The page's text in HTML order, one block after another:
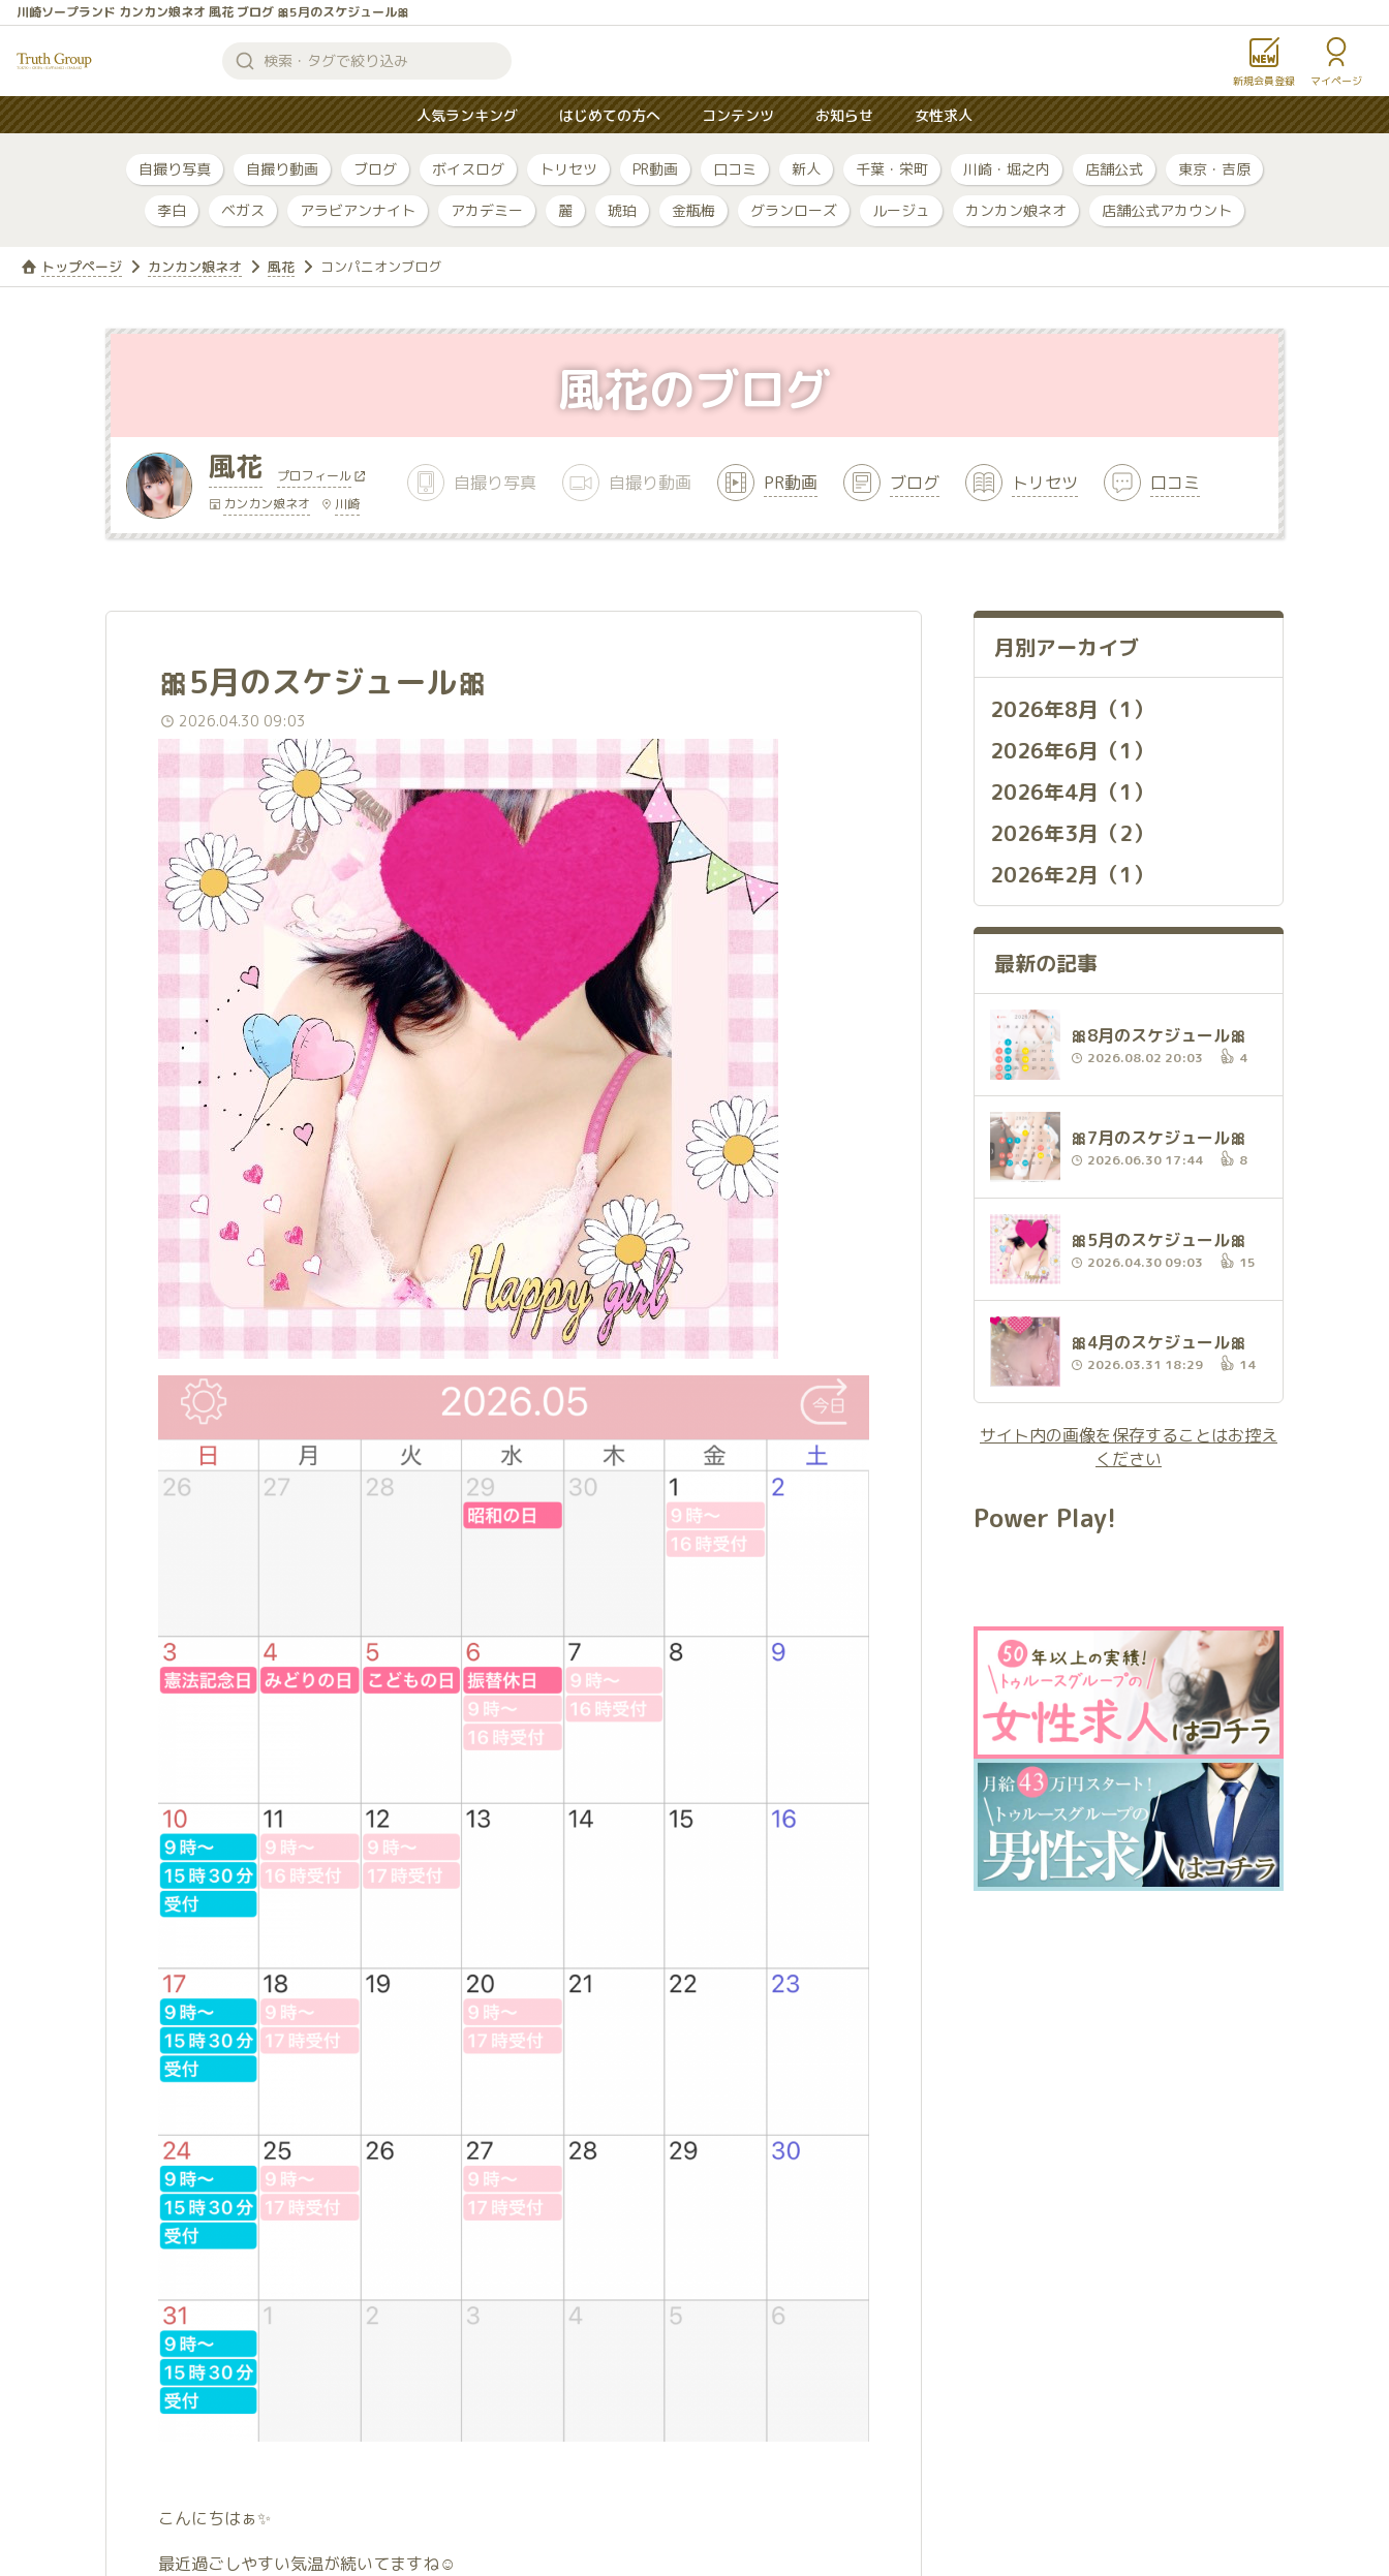
川崎ソープランド カンカン娘ネオ 風花 ブログ 🎀5月のスケジュール🎀
索
す
る
新規会員登録 マイページ
人気ランキング はじめての方へ コンテンツ お知らせ 女性求人
自撮り写真 自撮り動画 ブログ ボイスログ トリセツ PR動画 口コミ 新人 千葉・栄町 川崎・堀之内 店舗公式 東京・吉原
李白 ベガス アラビアンナイト アカデミー 麗 琥珀 金瓶梅 グランローズ ルージュ カンカン娘ネオ 店舗公式アカウント
トップページ カンカン娘ネオ 風花 コンパニオンブログ
風花
プロフィール
カンカン娘ネオ
川崎
自撮り写真 自撮り動画 PR動画 ブログ トリセツ 口コミ
風花のブログ
🎀5月のスケジュール🎀
2026.04.30 09:03
こんにちはぁ✨
最近過ごしやすい気温が続いてますね☺️
月別アーカイブ
2026年8月（1）
2026年6月（1）
2026年4月（1）
2026年3月（2）
2026年2月（1）
最新の記事
🎀8月のスケジュール🎀
2026.08.02 20:03 4
🎀7月のスケジュール🎀
2026.06.30 17:44 8
🎀5月のスケジュール🎀
2026.04.30 09:03 15
🎀4月のスケジュール🎀
2026.03.31 18:29 14
サイト内の画像を保存することはお控え
ください
Power Play!